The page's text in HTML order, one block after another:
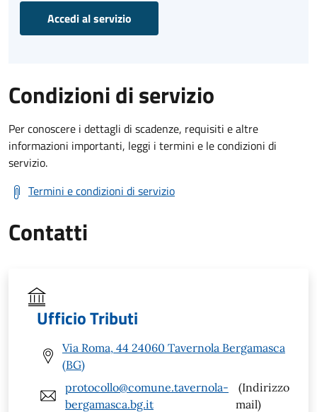
Accedi al servizio
Condizioni di servizio
Per conoscere i dettagli di scadenze, requisiti e altre
informazioni importanti, leggi i termini e le condizioni di
servizio.
Termini e condizioni di servizio
Contatti
Ufficio Tributi
Via Roma, 44 24060 Tavernola Bergamasca
(BG)
protocollo@comune.tavernola-
bergamasca.bg.it
(Indirizzo
mail)